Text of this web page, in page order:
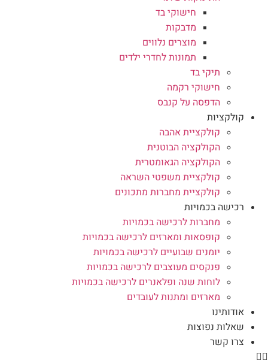
חישוקי בד
מדבקות
מוצרים נלווים
תמונות לחדרי ילדים
תיקי בד
חישוקי רקמה
הדפסה על קנבס
קולקציות
קולקציית אהבה
הקולקציה הבוטנית
הקולקציה הגאומטרית
קולקציית משפטי השראה
קולקציית מחברות מתכונים
רכישה בכמויות
מחברות לרכישה בכמויות
קופסאות ומארזים לרכישה בכמויות
יומנים שבועיים לרכישה בכמויות
פנקסים מעוצבים לרכישה בכמויות
לוחות שנה ופלאנרים לרכישה בכמויות
מארזים ומתנות לעובדים
אודותינו
שאלות נפוצות
צרו קשר